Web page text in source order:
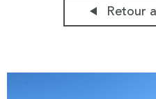
Retour